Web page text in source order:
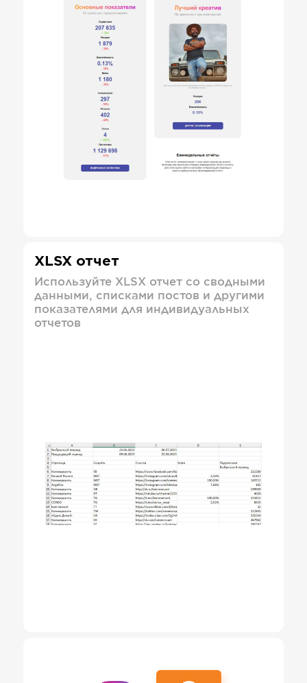
XLSX отчет
Используйте XLSX отчет со сводными
данными, списками постов и другими
показателями для индивидуальных
отчетов